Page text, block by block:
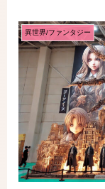
異世界/ファンタジー